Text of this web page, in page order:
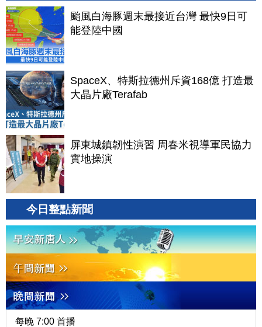
颱風白海豚週末最接近台灣 最快9日可
能登陸中國
SpaceX、特斯拉德州斥資168億 打造最
大晶片廠Terafab
屏東城鎮韌性演習 周春米視導軍民協力
實地操演
今日整點新聞
每晚 7:00 首播